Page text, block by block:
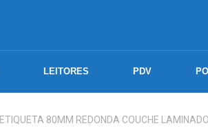
LEITORES PDV
ETIQUETA 80MM REDONDA COUCHE